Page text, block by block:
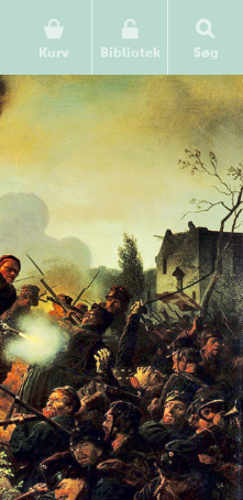
Kurv
Bibliotek Søg